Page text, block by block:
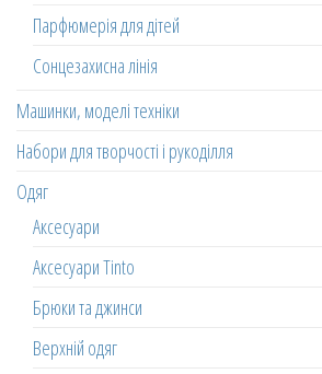
Парфюмерія для дітей
Сонцезахисна лінія
Машинки, моделі техніки
Набори для творчості і рукоділля
Одяг
Аксесуари
Аксесуари Tinto
Брюки та джинси
Верхній одяг